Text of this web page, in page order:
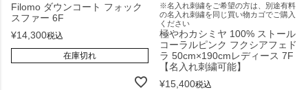
Filomo ダウンコート フォック
スファー 6F
¥14,300税込
在庫切れ
※名入れ刺繍をご希望の方は、別途有料
の名入れ刺繍を同じ買い物カゴでご購入
ください
極やわカシミヤ 100% ストール
コーラルピンク フクシアフェド
ラ 50cm×190cmレディース 7F
【名入れ刺繍可能】
¥15,400税込